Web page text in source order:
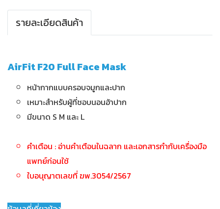
รายละเอียดสินค้า
AirFit F20 Full Face Mask
หน้ากากแบบครอบจมูกและปาก
เหมาะสำหรับผู้ที่ชอบนอนอ้าปาก
มีขนาด S M และ L
คำเตือน : อ่านคำเตือนในฉลาก และเอกสารกำกับเครื่องมือ
แพทย์ก่อนใช้
ใบอนุญาตเลขที่ ฆพ.3054/2567